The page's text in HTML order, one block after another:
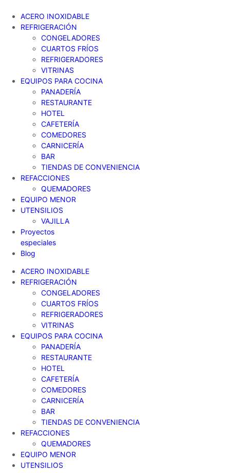
ACERO INOXIDABLE
REFRIGERACIÓN
CONGELADORES
CUARTOS FRÍOS
REFRIGERADORES
VITRINAS
EQUIPOS PARA COCINA
PANADERÍA
RESTAURANTE
HOTEL
CAFETERÍA
COMEDORES
CARNICERÍA
BAR
TIENDAS DE CONVENIENCIA
REFACCIONES
QUEMADORES
EQUIPO MENOR
UTENSILIOS
VAJILLA
Proyectos
especiales
Blog
ACERO INOXIDABLE
REFRIGERACIÓN
CONGELADORES
CUARTOS FRÍOS
REFRIGERADORES
VITRINAS
EQUIPOS PARA COCINA
PANADERÍA
RESTAURANTE
HOTEL
CAFETERÍA
COMEDORES
CARNICERÍA
BAR
TIENDAS DE CONVENIENCIA
REFACCIONES
QUEMADORES
EQUIPO MENOR
UTENSILIOS